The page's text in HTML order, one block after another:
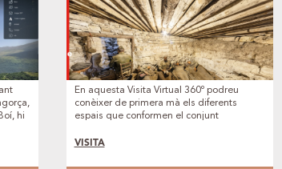
hi
En aquesta Visita Virtual 360º podreu
conèixer de primera mà els diferents
espais que conformen el conjunt
Popular de Pujalt.
VISITA